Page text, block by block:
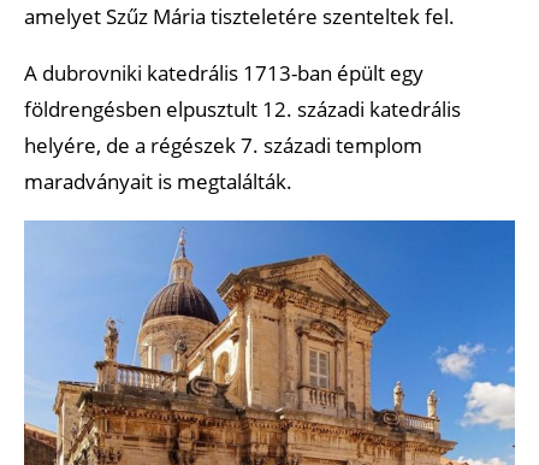
amelyet Szűz Mária tiszteletére szenteltek fel.
A dubrovniki katedrális 1713-ban épült egy
földrengésben elpusztult 12. századi katedrális
helyére, de a régészek 7. századi templom
maradványait is megtalálták.